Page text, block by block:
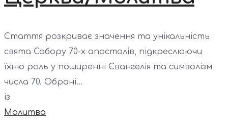
Стаття розкриває значення та унікальність
свята Собору 70-х апостолів, підкреслюючи
їхню роль у поширенні Євангелія та символізм
числа 70. Обрані...
із
Молитва